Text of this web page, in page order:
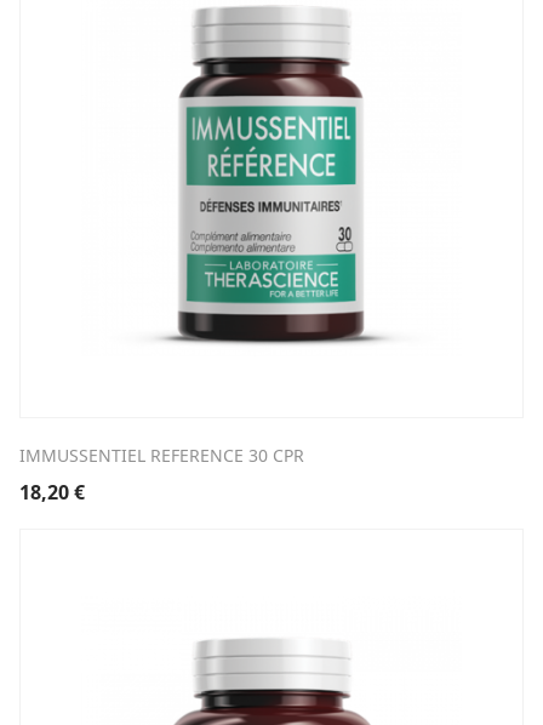
IMMUSSENTIEL REFERENCE 30 CPR
18,20€